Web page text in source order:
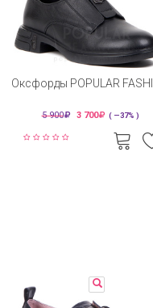
Оксфорды POPULAR
5 900 3 700 ( —37% )